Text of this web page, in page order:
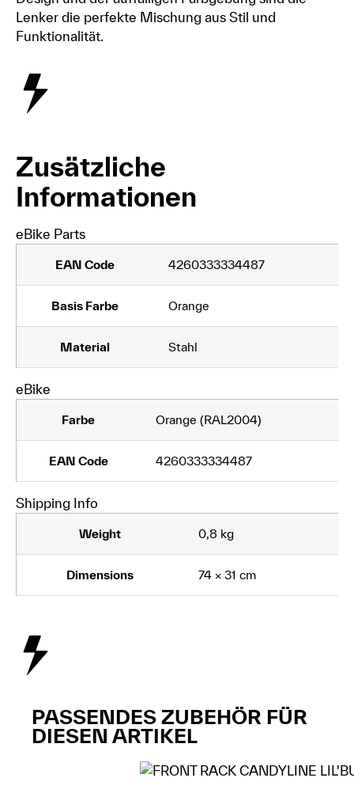
Lenker die perfekte Mischung aus Stil und
Funktionalität.
Zusätzliche
Informationen
eBike Parts
EAN Code 4260333334487
Basis Farbe Orange
Material Stahl
eBike
Farbe Orange (RAL2004)
EAN Code 4260333334487
Shipping Info
Weight 0,8 kg
Dimensions 74 × 31 cm
PASSENDES ZUBEHÖR FÜR
DIESEN ARTIKEL